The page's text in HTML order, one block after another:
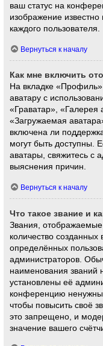
ваш статус на
изображение
каждого пользователя.
Вернуться к началу
Как мне включить
На вкладке
аватару с
«Граватар», «Галерея
«Загружаемая
включена ли
могут быть доступны.
аватары, свяжитесь с
выяснения причин.
Вернуться к началу
Что такое звание и
Звания,
количество
определённых
администраторов.
наименования званий
установлены её
конференцию
чтобы повысить своё
это запрещено, и
значение вашего